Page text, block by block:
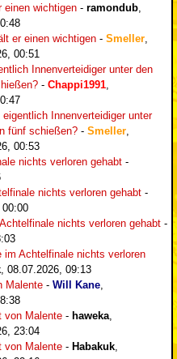
einen wichtigen - ramondub
er einen wichtigen - Smeller
00:51
Innenverteidiger unter den
- Chappi1991
Innenverteidiger unter
fünf schießen? - Smeller
00:53
nichts verloren gehabt -
nichts verloren gehabt -
nichts verloren gehabt -
im Achtelfinale nichts verloren
08.07.2026, 09:13
Malente - Will Kane
von Malente - haweka
23:04
von Malente - Habakuk